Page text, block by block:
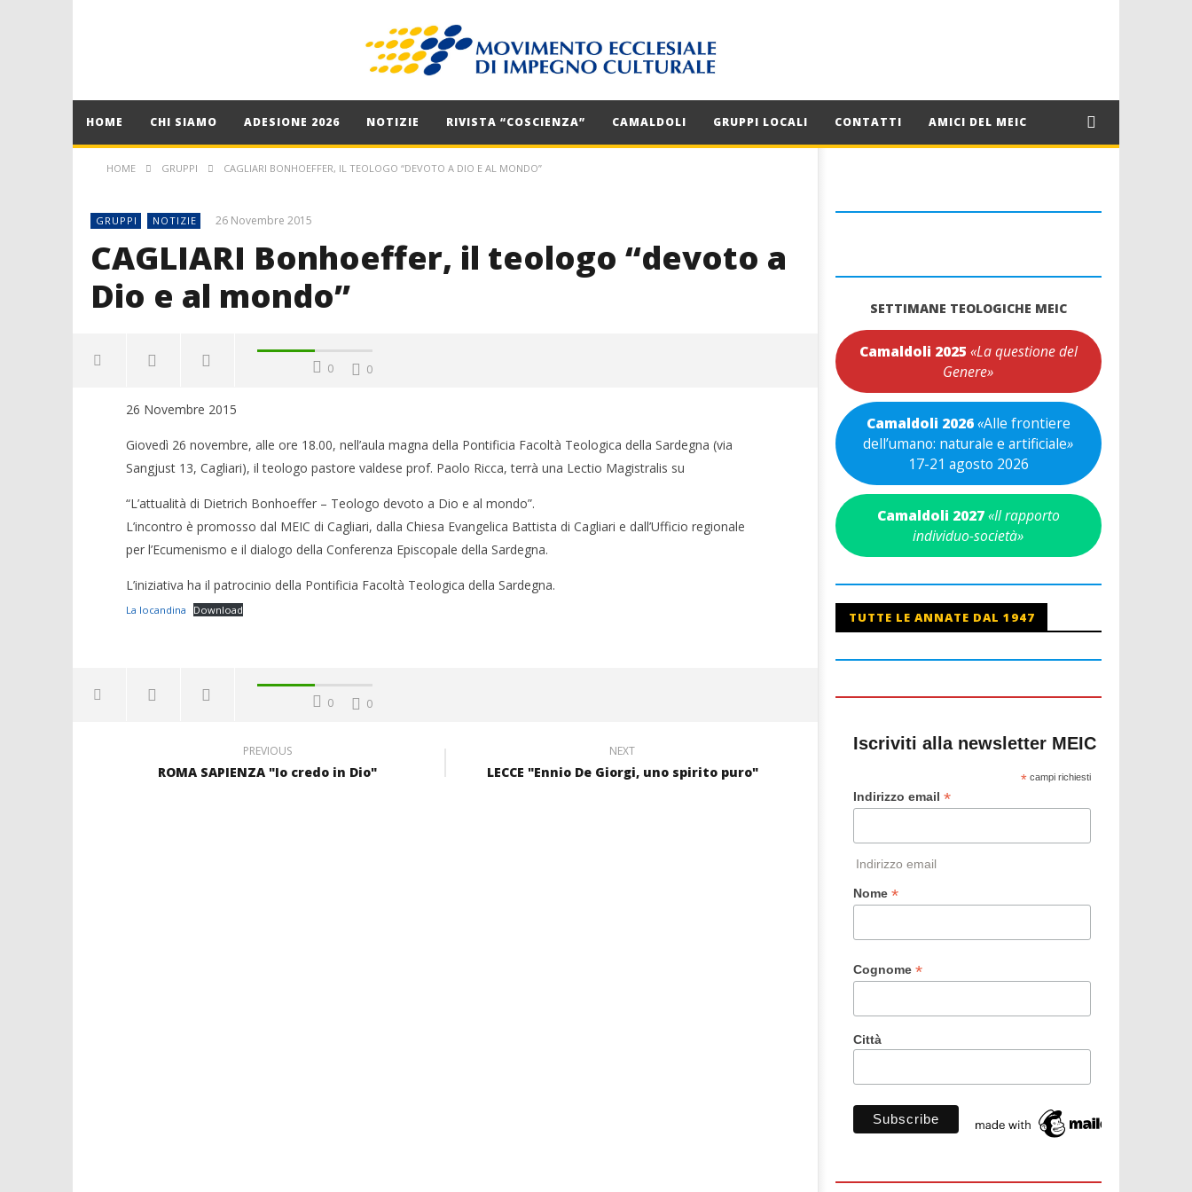
HOME CHI SIAMO ADESIONE 2026 NOTIZIE RIVISTA “COSCIENZA” CAMALDOLI GRUPPI LOCALI CONTATTI AMICI DEL MEIC
HOME GRUPPI CAGLIARI BONHOEFFER, IL TEOLOGO “DEVOTO A DIO E AL MONDO”
GRUPPI NOTIZIE 26 Novembre 2015
CAGLIARI Bonhoeffer, il teologo “devoto a
Dio e al mondo”
0 0
26 Novembre 2015
Giovedì 26 novembre, alle ore 18.00, nell’aula magna della Pontificia Facoltà Teologica della Sardegna (via
Sangjust 13, Cagliari), il teologo pastore valdese prof. Paolo Ricca, terrà una Lectio Magistralis su
“L’attualità di Dietrich Bonhoeffer – Teologo devoto a Dio e al mondo”.
L’incontro è promosso dal MEIC di Cagliari, dalla Chiesa Evangelica Battista di Cagliari e dall’Ufficio regionale
per l’Ecumenismo e il dialogo della Conferenza Episcopale della Sardegna.
L’iniziativa ha il patrocinio della Pontificia Facoltà Teologica della Sardegna.
La locandina Download
0 0
PREVIOUS
ROMA SAPIENZA "Io credo in Dio"
NEXT
LECCE "Ennio De Giorgi, uno spirito puro"
SETTIMANE TEOLOGICHE MEIC
Camaldoli 2025 «La questione del
Genere»
Camaldoli 2026«Alle frontiere
dell’umano: naturale e artificiale»
17-21 agosto 2026
Camaldoli 2027 «Il rapporto
individuo-società»
TUTTE LE ANNATE DAL 1947
Iscriviti alla newsletter MEIC
* campi richiesti
Indirizzo email *
Indirizzo email
Nome *
Cognome *
Città